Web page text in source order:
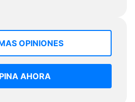
OPINIONES
AHORA